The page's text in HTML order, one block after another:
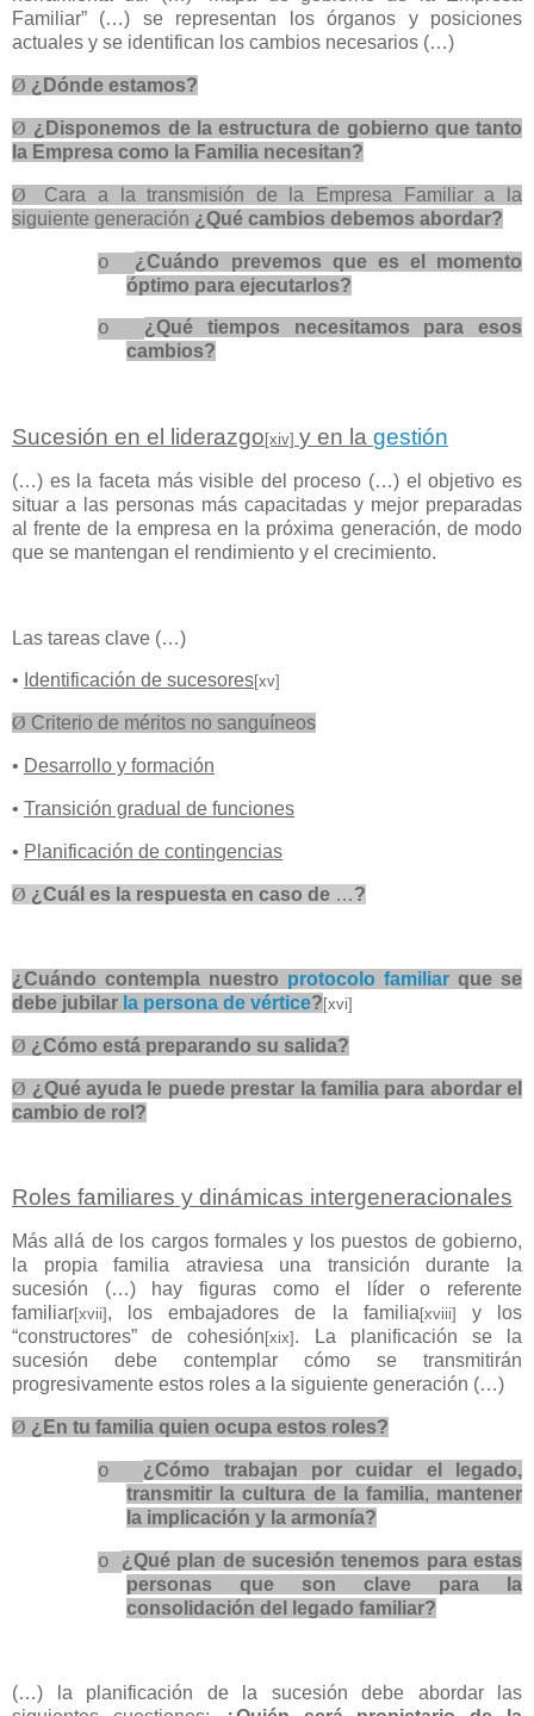
Familiar” (…) se representan los órganos y posiciones
actuales y se identifican los cambios necesarios (…)
Ø ¿Dónde estamos?
Ø ¿Disponemos de la estructura de gobierno que tanto
la Empresa como la Familia necesitan?
Ø
Cara a la transmisión de la Empresa Familiar a la
siguiente generación ¿Qué cambios debemos abordar?
o
¿Cuándo prevemos que es el momento
óptimo para ejecutarlos?
o
¿Qué tiempos necesitamos para esos
cambios?
Sucesión en el liderazgo [xiv] y en la gestión
(…) es la faceta más visible del proceso (…) el objetivo es
situar a las personas más capacitadas y mejor preparadas
al frente de la empresa en la próxima generación, de modo
que se mantengan el rendimiento y el crecimiento.
Las tareas clave (…)
• Identificación de sucesores[xv]
Ø Criterio de méritos no sanguíneos
• Desarrollo y formación
• Transición gradual de funciones
• Planificación de contingencias
Ø ¿Cuál es la respuesta en caso de …?
¿Cuándo contempla nuestro protocolo familiar que se
debe jubilar la persona de vértice? [xvi]
Ø ¿Cómo está preparando su salida?
Ø ¿Qué ayuda le puede prestar la familia para abordar el
cambio de rol?
Roles familiares y dinámicas intergeneracionales
Más allá de los cargos formales y los puestos de gobierno,
la propia familia atraviesa una transición durante la
sucesión (…) hay figuras como el líder o referente
familiar[xvii] , los embajadores de la familia[xviii]
y los
“constructores” de cohesión [xix] . La planificación se la
sucesión debe contemplar cómo se transmitirán
progresivamente estos roles a la siguiente generación (…)
Ø ¿En tu familia quien ocupa estos roles?
o
¿Cómo trabajan por cuidar el legado,
transmitir la cultura de la familia, mantener
la implicación y la armonía?
o
¿Qué plan de sucesión tenemos para estas
personas que son clave para la
consolidación del legado familiar?
(…) la planificación de la sucesión debe abordar las